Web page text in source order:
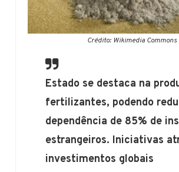
Crédito: Wikimedia Commons
Estado se destaca na
fertilizantes, podendo
dependência de 85% de
estrangeiros. Iniciativas
investimentos globais